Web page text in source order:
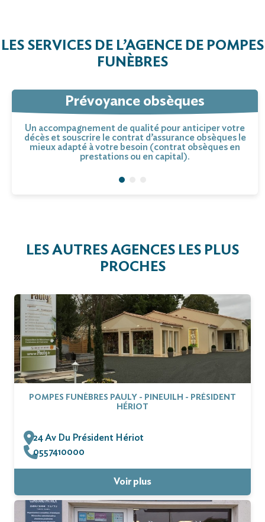
LES SERVICES DE L’AGENCE DE POMPES
FUNÈBRES
Prévoyance obsèques
Un accompagnement de qualité pour anticiper votre
décès et souscrire le contrat d’assurance obsèques le
mieux adapté à votre besoin (contrat obsèques en
prestations ou en capital).
LES AUTRES AGENCES LES PLUS
PROCHES
POMPES FUNÈBRES PAULY - PINEUILH - PRÉSIDENT
HÉRIOT
24 Av Du Président Hériot
0557410000
Voir plus